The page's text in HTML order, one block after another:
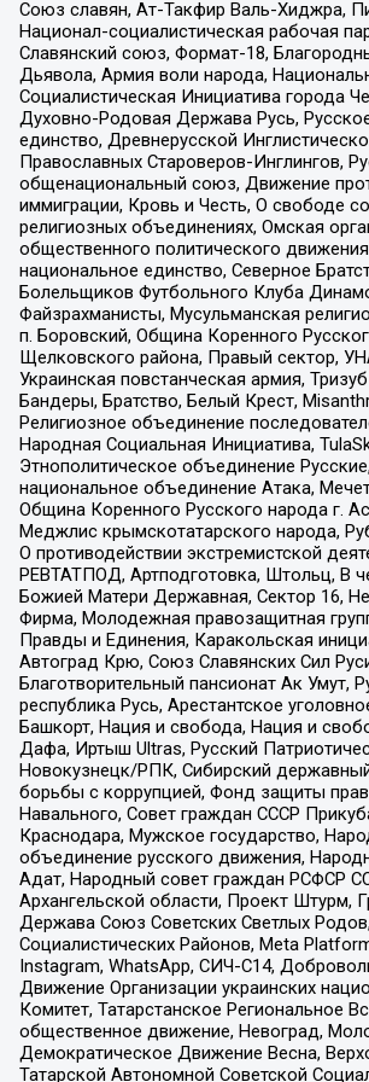
Союз славян, Ат-Такфир Валь-Хиджра,
Национал-социалистическая рабочая
Славянский союз, Формат-18,
Дьявола, Армия воли народа,
Социалистическая Инициатива города
Духовно-Родовая Держава Русь,
единство, Древнерусской
Православных Староверов-Инглингов,
общенациональный союз, Движение
иммиграции, Кровь и Честь, О свободе
религиозных объединениях, Омская
общественного политического
национальное единство, Северное
Болельщиков Футбольного Клуба
Файзрахманисты, Мусульманская
п. Боровский, Община Коренного
Щелковского района, Правый сектор,
Украинская повстанческая армия,
Бандеры, Братство, Белый Крест,
Религиозное объединение
Народная Социальная Инициатива,
Этнополитическое объединение
национальное объединение Атака,
Община Коренного Русского народа г.
Меджлис крымскотатарского народа,
О противодействии экстремистской
РЕВТАТПОД, Артподготовка, Штольц, В
Божией Матери Державная, Сектор 16,
Фирма, Молодежная правозащитная
Правды и Единения, Каракольская
Автоград Крю, Союз Славянских Сил
Благотворительный пансионат Ак Умут,
республика Русь, Арестантское
Башкорт, Нация и свобода, Нация и
Дафа, Иртыш Ultras, Русский
Новокузнецк/РПК, Сибирский
борьбы с коррупцией, Фонд защиты
Навального, Совет граждан СССР
Краснодара, Мужское государство,
объединение русского движения,
Адат, Народный совет граждан РСФСР
Архангельской области, Проект Штурм,
Держава Союз Советских Светлых
Социалистических Районов, Meta
Instagram, WhatsApp, СИЧ-С14,
Движение Организации украинских
Комитет, Татарстанское Региональное
общественное движение, Невоград,
Демократическое Движение Весна,
Татарской Автономной Советской